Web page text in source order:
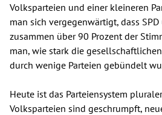
Volksparteien und einer kleineren
man sich vergegenwärtigt, dass
zusammen über 90 Prozent der
man, wie stark die
durch wenige Parteien gebündelt
Heute ist das Parteiensystem
Volksparteien sind geschrumpft,